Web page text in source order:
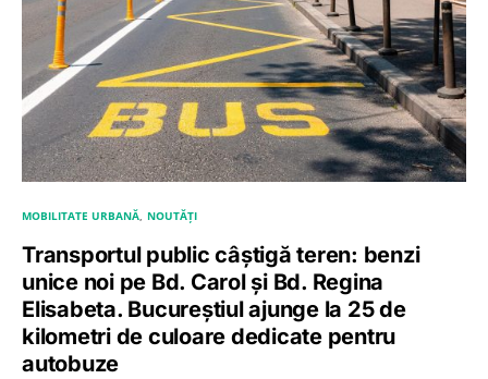
MOBILITATE URBANĂ NOUTĂȚI
Transportul public câștigă teren: benzi
unice noi pe Bd. Carol și Bd. Regina
Elisabeta. Bucureștiul ajunge la 25 de
kilometri de culoare dedicate pentru
autobuze